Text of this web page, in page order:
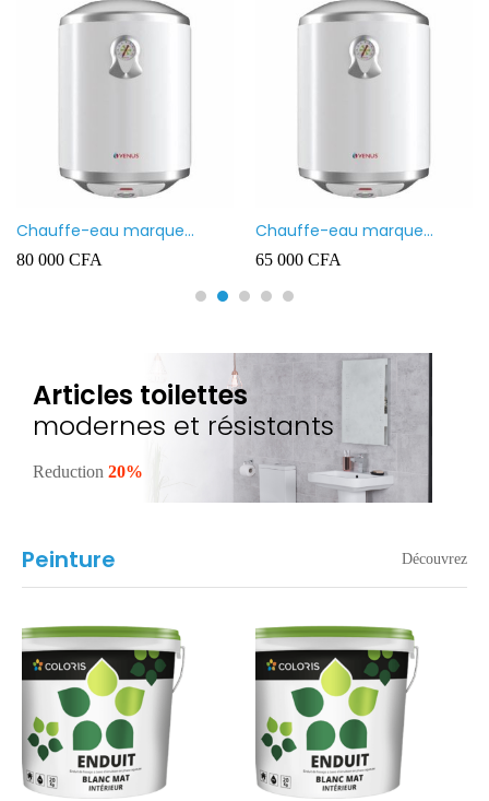
Chauffe-eau marque
VENUS 80L
80 000 CFA
Chauffe-eau marque
VENUS 50L
65 000 CFA
Articles toilettes
modernes et résistants
Reduction 20%
Peinture Découvrez